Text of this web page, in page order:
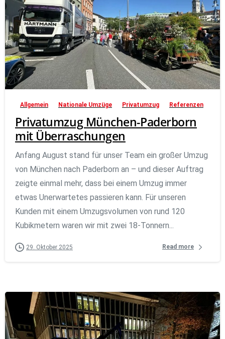
Allgemein Nationale Umzüge Privatumzug Referenzen
Privatumzug München-Paderborn
mit Überraschungen
Anfang August stand für unser Team ein großer Umzug
von München nach Paderborn an – und dieser Auftrag
zeigte einmal mehr, dass bei einem Umzug immer
etwas Unerwartetes passieren kann. Für unseren
Kunden mit einem Umzugsvolumen von rund 120
Kubikmetern waren wir mit zwei 18-Tonnern...
29. Oktober 2025 Read more